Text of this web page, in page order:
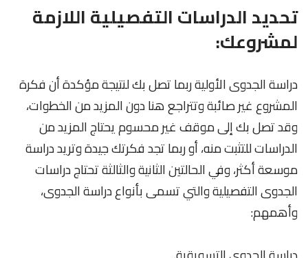
تحديد الدراسات التفصيلية اللازمة
لمشروعك:
دراسة الجدوى الأولية ربما تصل بك لنتيجة مؤكدة أن فكرة
المشروع غير صائبة وتتراجع هنا دون المزيد من الخطوات،
وقد تصل بك إلى موقف غير محسوم يحتاج المزيد من
الدراسات للتثبت منه، أو ربما تجد فكرتك جيدة وتريد دراسة
موسعة أكثر، وفي الحالتين الثانية والثالثة تحتاج دراسات
الجدوى التفصيلية والتي تسمى بأنواع دراسة الجدوى،
وأهمهم: